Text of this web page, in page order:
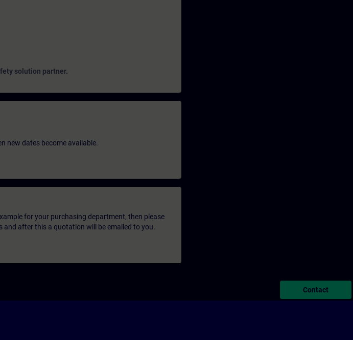
solution partner.
new dates become available.
for your purchasing department, then please
and after this a quotation will be emailed to you.
Contact